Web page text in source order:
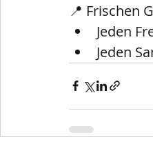
📍 Frischen
Jeden
Jeden